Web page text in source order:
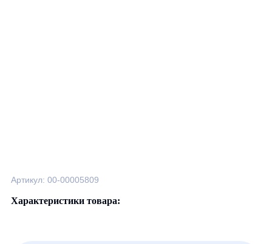
Артикул: 00-00005809
Характеристики товара: